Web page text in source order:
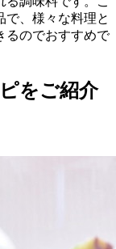
で、様々な料理と
るのでおすすめで
をご紹介